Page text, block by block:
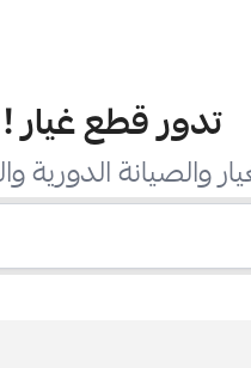
تدور قطع غيار!
والصيانة الدورية